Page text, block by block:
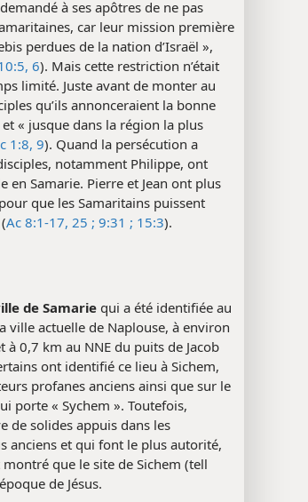
à ses apôtres de ne pas
car leur mission première
perdues de la nation d’Israël »,
6). Mais cette restriction n’était
limité. Juste avant de monter au
qu’ils annonceraient la bonne
« jusque dans la région la plus
1:8, 9). Quand la persécution a
notamment Philippe, ont
en Samarie. Pierre et Jean ont plus
que les Samaritains puissent
Ac 8:1-17, 25 ; 9:31 ; 15:3).
de Samarie qui a été identifiée au
ville actuelle de Naplouse, à environ
à 0,7 km au NNE du puits de Jacob
ont identifié ce lieu à Sichem,
profanes anciens ainsi que sur le
porte « Sychem ». Toutefois,
de solides appuis dans les
anciens et qui font le plus autorité,
que le site de Sichem (tell
de Jésus.